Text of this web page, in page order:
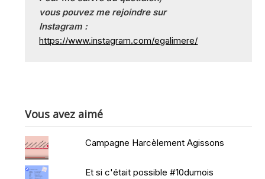
vous pouvez me rejoindre sur
Instagram :
https://www.instagram.com/egalimere/
Vous avez aimé
Campagne Harcèlement Agissons
Et si c'était possible #10dumois